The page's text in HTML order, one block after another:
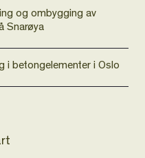
og ombygging av
Snarøya
i betongelementer i Oslo